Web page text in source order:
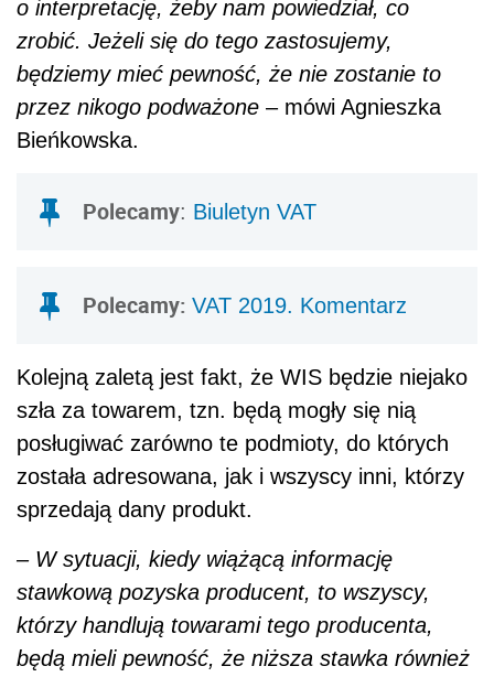
o interpretację, żeby nam powiedział, co
zrobić. Jeżeli się do tego zastosujemy,
będziemy mieć pewność, że nie zostanie to
przez nikogo podważone – mówi Agnieszka
Bieńkowska.
Polecamy: Biuletyn VAT
Polecamy: VAT 2019. Komentarz
Kolejną zaletą jest fakt, że WIS będzie niejako
szła za towarem, tzn. będą mogły się nią
posługiwać zarówno te podmioty, do których
została adresowana, jak i wszyscy inni, którzy
sprzedają dany produkt.
– W sytuacji, kiedy wiążącą informację
stawkową pozyska producent, to wszyscy,
którzy handlują towarami tego producenta,
będą mieli pewność, że niższa stawka również